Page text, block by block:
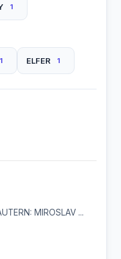
1
1 ELFER 1
MIROSLAV ...